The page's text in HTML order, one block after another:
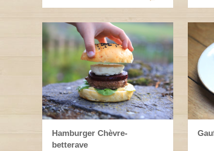
Hamburger Chèvre-
betterave